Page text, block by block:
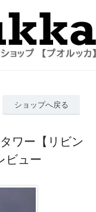
ショップへ戻る
ワー【リビン
ビュー